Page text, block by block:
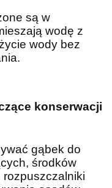
są w
wodę z
wody bez
konserwacji
gąbek do
środków